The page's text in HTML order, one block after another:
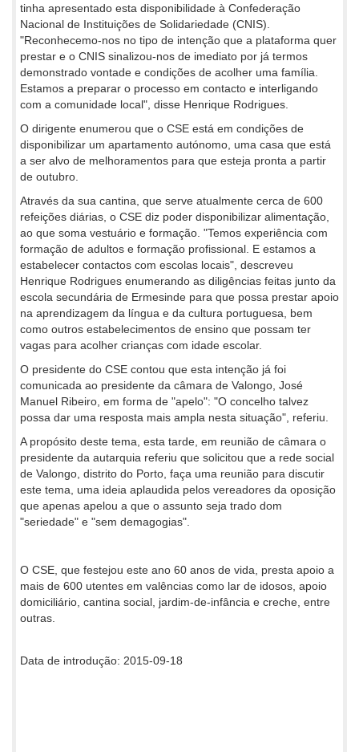
tinha apresentado esta disponibilidade à Confederação
Nacional de Instituições de Solidariedade (CNIS).
"Reconhecemo-nos no tipo de intenção que a plataforma quer
prestar e o CNIS sinalizou-nos de imediato por já termos
demonstrado vontade e condições de acolher uma família.
Estamos a preparar o processo em contacto e interligando
com a comunidade local", disse Henrique Rodrigues.
O dirigente enumerou que o CSE está em condições de
disponibilizar um apartamento autónomo, uma casa que está
a ser alvo de melhoramentos para que esteja pronta a partir
de outubro.
Através da sua cantina, que serve atualmente cerca de 600
refeições diárias, o CSE diz poder disponibilizar alimentação,
ao que soma vestuário e formação. "Temos experiência com
formação de adultos e formação profissional. E estamos a
estabelecer contactos com escolas locais", descreveu
Henrique Rodrigues enumerando as diligências feitas junto da
escola secundária de Ermesinde para que possa prestar apoio
na aprendizagem da língua e da cultura portuguesa, bem
como outros estabelecimentos de ensino que possam ter
vagas para acolher crianças com idade escolar.
O presidente do CSE contou que esta intenção já foi
comunicada ao presidente da câmara de Valongo, José
Manuel Ribeiro, em forma de "apelo": "O concelho talvez
possa dar uma resposta mais ampla nesta situação", referiu.
A propósito deste tema, esta tarde, em reunião de câmara o
presidente da autarquia referiu que solicitou que a rede social
de Valongo, distrito do Porto, faça uma reunião para discutir
este tema, uma ideia aplaudida pelos vereadores da oposição
que apenas apelou a que o assunto seja trado dom
"seriedade" e "sem demagogias".
O CSE, que festejou este ano 60 anos de vida, presta apoio a
mais de 600 utentes em valências como lar de idosos, apoio
domiciliário, cantina social, jardim-de-infância e creche, entre
outras.
Data de introdução: 2015-09-18